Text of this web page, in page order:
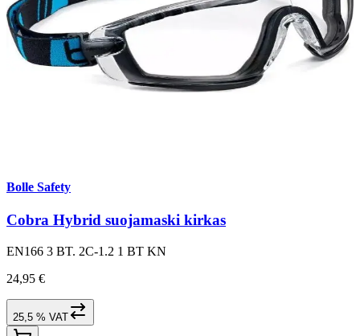
Bolle Safety
Cobra Hybrid suojamaski kirkas
EN166 3 BT. 2C-1.2 1 BT KN
24,95 €
25,5 % VAT